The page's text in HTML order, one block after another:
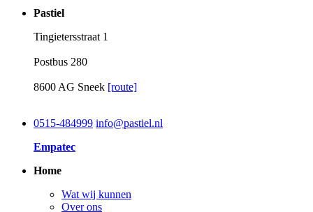
Pastiel
Tingietersstraat 1
Postbus 280
8600 AG Sneek [route]
0515-484999 info@pastiel.nl
Empatec
Home
Wat wij kunnen
Over ons